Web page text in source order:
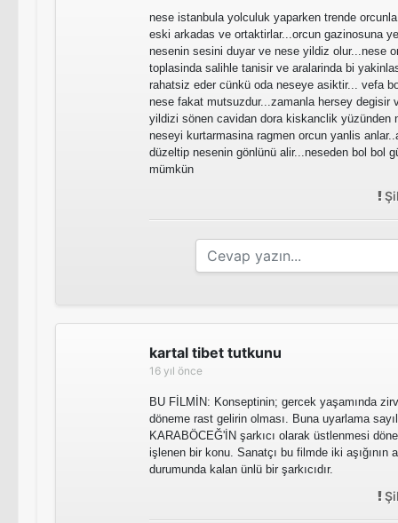
nese istanbula yolculuk yaparken trende
eski arkadas ve ortaktirlar...orcun gazinosuna
nesenin sesini duyar ve nese yildiz olur...nese
toplasinda salihle tanisir ve aralarinda bi
rahatsiz eder cünkü oda neseye asiktir... vefa
nese fakat mutsuzdur...zamanla hersey degisir
yildizi sönen cavidan dora kiskanclik yüzünden
neseyi kurtarmasina ragmen orcun yanlis
düzeltip nesenin gönlünü alir...neseden bol bol
mümkün
kartal tibet tutkunu
16 yıl önce
BU FİLMİN: Konseptinin; gercek yaşamında
döneme rast gelirin olması. Buna uyarlama
KARABÖCEĞ'İN şarkıcı olarak üstlenmesi
işlenen bir konu. Sanatçı bu filmde iki aşığının
durumunda kalan ünlü bir şarkıcıdır.